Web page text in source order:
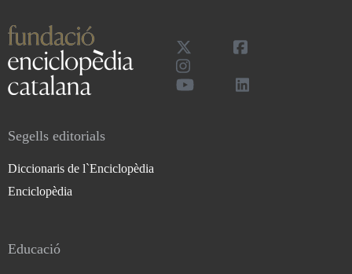
Segells editorials
Diccionaris de l`Enciclopèdia
Enciclopèdia
Educació